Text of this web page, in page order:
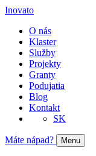
Inovato
O nás
Klaster
Služby
Projekty
Granty
Podujatia
Blog
Kontakt
SK
Máte nápad? Menu